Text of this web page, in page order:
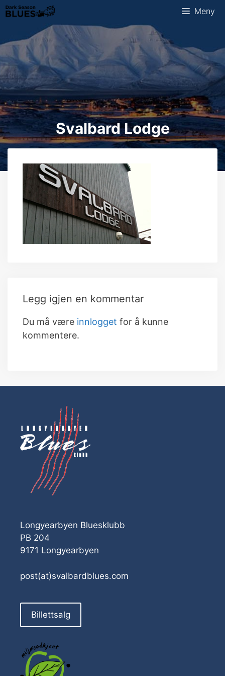
Hopp
til
Meny
Svalbard Lodge
Legg igjen en kommentar
Du må være innlogget for å kunne
kommentere.
Longyearbyen Bluesklubb
PB 204
9171 Longyearbyen
post(at)svalbardblues.com
Billettsalg